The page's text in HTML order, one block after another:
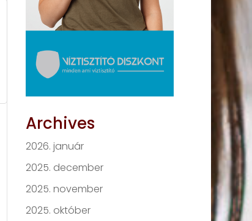
Archives
2026. január
2025. december
2025. november
2025. október